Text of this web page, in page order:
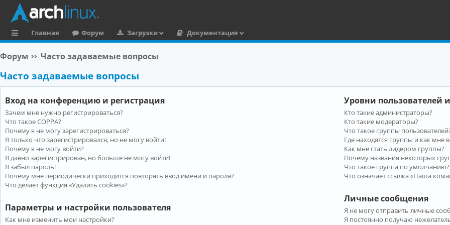
ы
л
Главная Форум Загрузки
Документация
Форум Часто задаваемые вопросы
Часто задаваемые вопросы
Вход на конференцию и регистрация
Зачем мне нужно регистрироваться?
Что такое COPPA?
Почему я не могу зарегистрироваться?
Я только что зарегистрировался, но не могу войти!
Почему я не могу войти?
Я давно зарегистрирован, но больше не могу войти!
Я забыл пароль!
Почему мне периодически приходится повторять ввод имени и пароля?
Что делает функция «Удалить cookies»?
Параметры и настройки пользователя
Как мне изменить мои настройки?
Уровни пользователей
Кто такие администраторы?
Кто такие модераторы?
Что такое группы
Где находятся группы и как мне
Как мне стать лидером группы?
Почему названия некоторых
Что такое группа по умолчанию?
Что означает ссылка «Наша
Личные сообщения
Я не могу отправить личные
Я постоянно получаю